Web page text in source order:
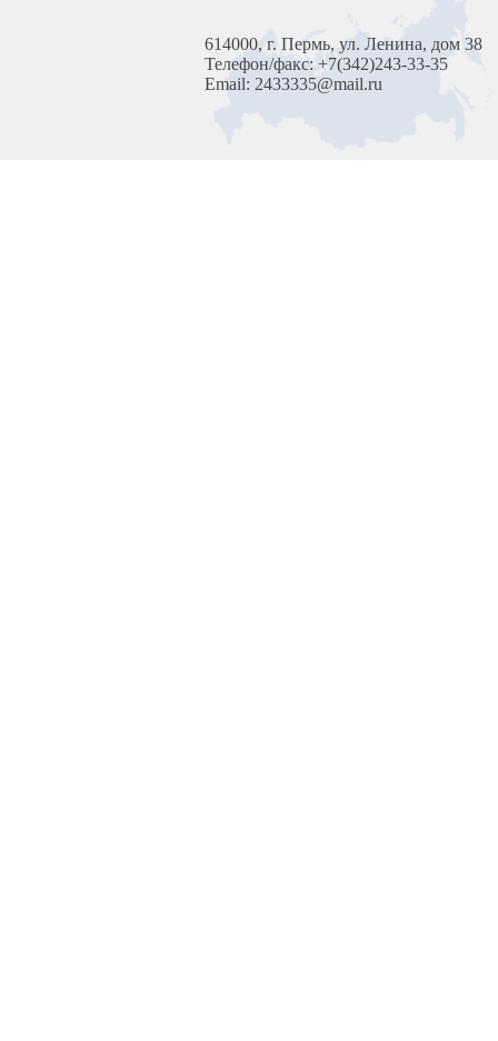
614000, г. Пермь, ул. Ленина, дом 38
Телефон/факс: +7(342)243-33-35
Email: 2433335@mail.ru